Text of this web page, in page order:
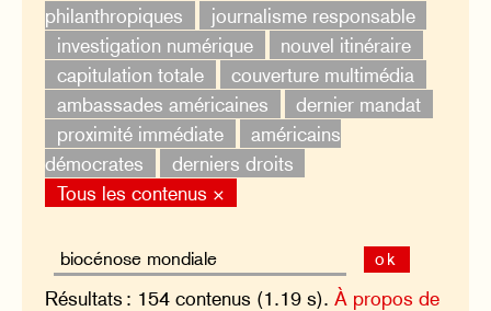
philanthropiques
journalisme responsable
investigation numérique
nouvel itinéraire
capitulation totale
couverture multimédia
ambassades américaines
dernier mandat
proximité immédiate
américains
démocrates
derniers droits
Tous les contenus ×
ok
Résultats : 154 contenus (1.19 s).À propos de